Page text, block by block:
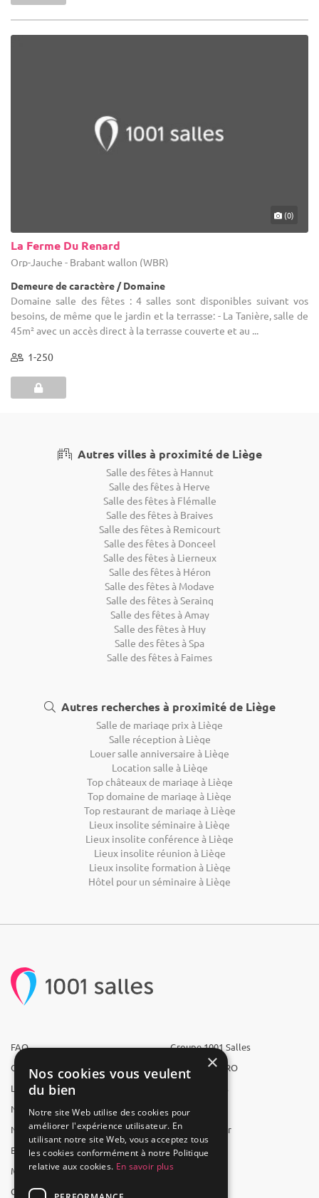
(0)
La Ferme Du Renard
Orp-Jauche - Brabant wallon (WBR)
Demeure de caractère / Domaine
Domaine salle des fêtes : 4 salles sont disponibles suivant vos
besoins, de même que le jardin et la terrasse: - La Tanière, salle de
45m² avec un accès direct à la terrasse couverte et au ...
1-250
Autres villes à proximité de Liège
Salle des fêtes à Hannut
Salle des fêtes à Herve
Salle des fêtes à Flémalle
Salle des fêtes à Braives
Salle des fêtes à Remicourt
Salle des fêtes à Donceel
Salle des fêtes à Lierneux
Salle des fêtes à Héron
Salle des fêtes à Modave
Salle des fêtes à Seraing
Salle des fêtes à Amay
Salle des fêtes à Huy
Salle des fêtes à Spa
Salle des fêtes à Faimes
Autres recherches à proximité de Liège
Salle de mariage prix à Liège
Salle réception à Liège
Louer salle anniversaire à Liège
Location salle à Liège
Top châteaux de mariage à Liège
Top domaine de mariage à Liège
Top restaurant de mariage à Liège
Lieux insolite séminaire à Liège
Lieux insolite conférence à Liège
Lieux insolite réunion à Liège
Lieux insolite formation à Liège
Hôtel pour un séminaire à Liège
FAQ
Qui sommes-nous ?
L'équipe
Nous recrutons
Nos partenaires
Espace presse
Mentions légales
CGV
Groupe 1001 Salles
1001 Salles PRO
1001 Traiteurs
1001 Artistes
Reserverunbar
MP2
×
Nos cookies vous veulent
du bien
Notre site Web utilise des cookies pour
améliorer l'expérience utilisateur. En
utilisant notre site Web, vous acceptez tous
les cookies conformément à notre Politique
relative aux cookies. En savoir plus